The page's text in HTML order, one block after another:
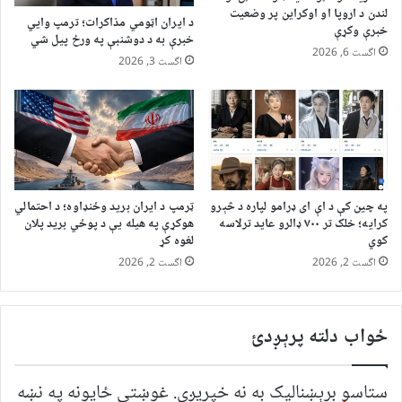
لندن د اروپا او اوکراین پر وضعیت
خبرې وکړې
اگست 6, 2026
د ایران اټومي مذاکرات؛ ترمپ وایي
خبرې به د دوشنبې په ورځ پیل شي
اگست 3, 2026
په چین کې د اې ای ډرامو لپاره د څېرو
کرایه؛ خلک تر ۷۰۰ ډالرو عاید ترلاسه
کوي
اگست 2, 2026
ټرمپ د ایران برید وځنډاوه؛ د احتمالي
هوکړې په هیله یې د پوځي برید پلان
لغوه کړ
اگست 2, 2026
ځواب دلته پرېږدئ
ستاسو برېښناليک به نه خپريږي. غوښتى ځایونه په نښه